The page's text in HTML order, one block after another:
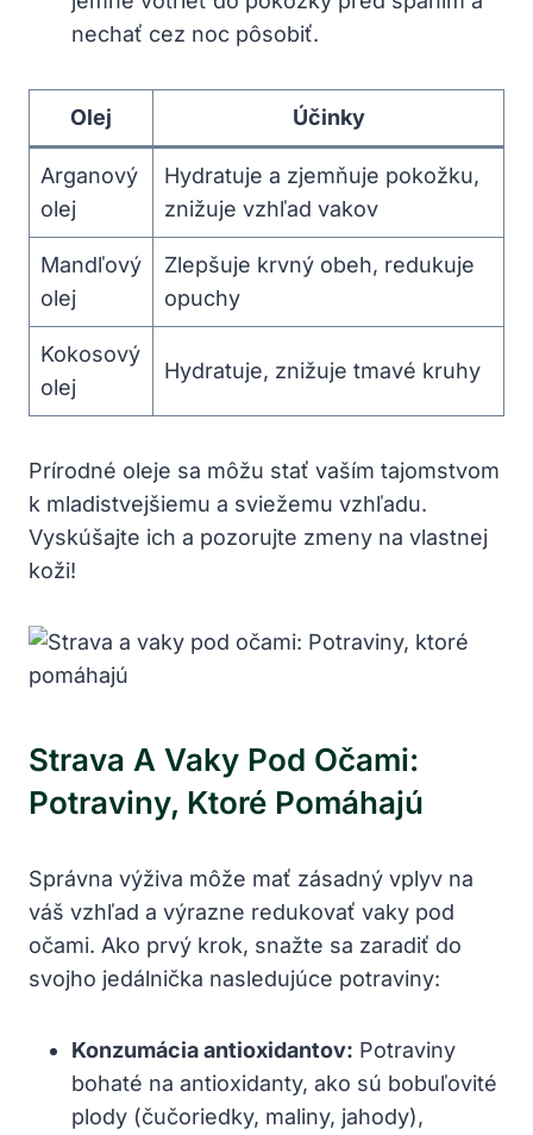
nechať cez noc pôsobiť.
Olej Účinky
Arganový
olej
Hydratuje a zjemňuje pokožku, ​
znižuje vzhľad vakov
Mandľový
olej
Zlepšuje krvný obeh, redukuje
opuchy
Kokosový
olej
Hydratuje, znižuje tmavé kruhy
Prírodné oleje sa môžu stať vaším tajomstvom
k mladistvejšiemu a sviežemu vzhľadu.⁢
Vyskúšajte ich a pozorujte zmeny na vlastnej
koži!
Strava A Vaky Pod‌ Očami:
Potraviny, Ktoré Pomáhajú
Správna výživa môže mať zásadný vplyv na
váš vzhľad a výrazne ⁤redukovať vaky pod
očami. Ako prvý‍ krok, snažte sa zaradiť do
svojho jedálnička nasledujúce‍ potraviny:
Konzumácia antioxidantov: Potraviny
bohaté na antioxidanty, ako sú bobuľovité
plody (čučoriedky, maliny, jahody),